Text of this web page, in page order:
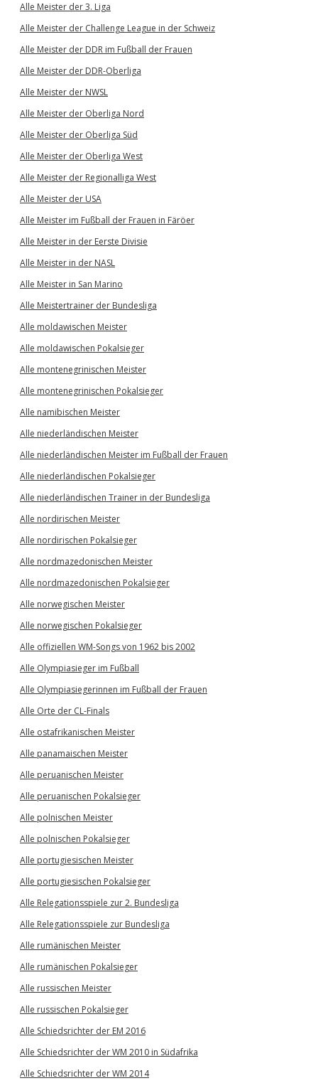
Alle Meister der 3. Liga
Alle Meister der Challenge League in der Schweiz
Alle Meister der DDR im Fußball der Frauen
Alle Meister der DDR-Oberliga
Alle Meister der NWSL
Alle Meister der Oberliga Nord
Alle Meister der Oberliga Süd
Alle Meister der Oberliga West
Alle Meister der Regionalliga West
Alle Meister der USA
Alle Meister im Fußball der Frauen in Färöer
Alle Meister in der Eerste Divisie
Alle Meister in der NASL
Alle Meister in San Marino
Alle Meistertrainer der Bundesliga
Alle moldawischen Meister
Alle moldawischen Pokalsieger
Alle montenegrinischen Meister
Alle montenegrinischen Pokalsieger
Alle namibischen Meister
Alle niederländischen Meister
Alle niederländischen Meister im Fußball der Frauen
Alle niederländischen Pokalsieger
Alle niederländischen Trainer in der Bundesliga
Alle nordirischen Meister
Alle nordirischen Pokalsieger
Alle nordmazedonischen Meister
Alle nordmazedonischen Pokalsieger
Alle norwegischen Meister
Alle norwegischen Pokalsieger
Alle offiziellen WM-Songs von 1962 bis 2002
Alle Olympiasieger im Fußball
Alle Olympiasiegerinnen im Fußball der Frauen
Alle Orte der CL-Finals
Alle ostafrikanischen Meister
Alle panamaischen Meister
Alle peruanischen Meister
Alle peruanischen Pokalsieger
Alle polnischen Meister
Alle polnischen Pokalsieger
Alle portugiesischen Meister
Alle portugiesischen Pokalsieger
Alle Relegationsspiele zur 2. Bundesliga
Alle Relegationsspiele zur Bundesliga
Alle rumänischen Meister
Alle rumänischen Pokalsieger
Alle russischen Meister
Alle russischen Pokalsieger
Alle Schiedsrichter der EM 2016
Alle Schiedsrichter der WM 2010 in Südafrika
Alle Schiedsrichter der WM 2014